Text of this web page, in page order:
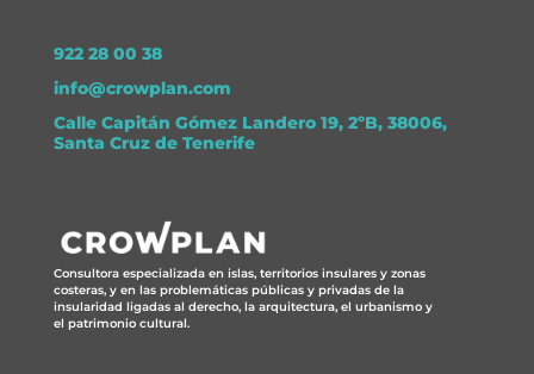
922 28 00 38
info@crowplan.com
Calle Capitán Gómez Landero 19, 2ºB, 38006,
Santa Cruz de Tenerife
Consultora especializada en islas, territorios insulares y zonas
costeras, y en las problemáticas públicas y privadas de la
insularidad ligadas al derecho, la arquitectura, el urbanismo y
el patrimonio cultural.